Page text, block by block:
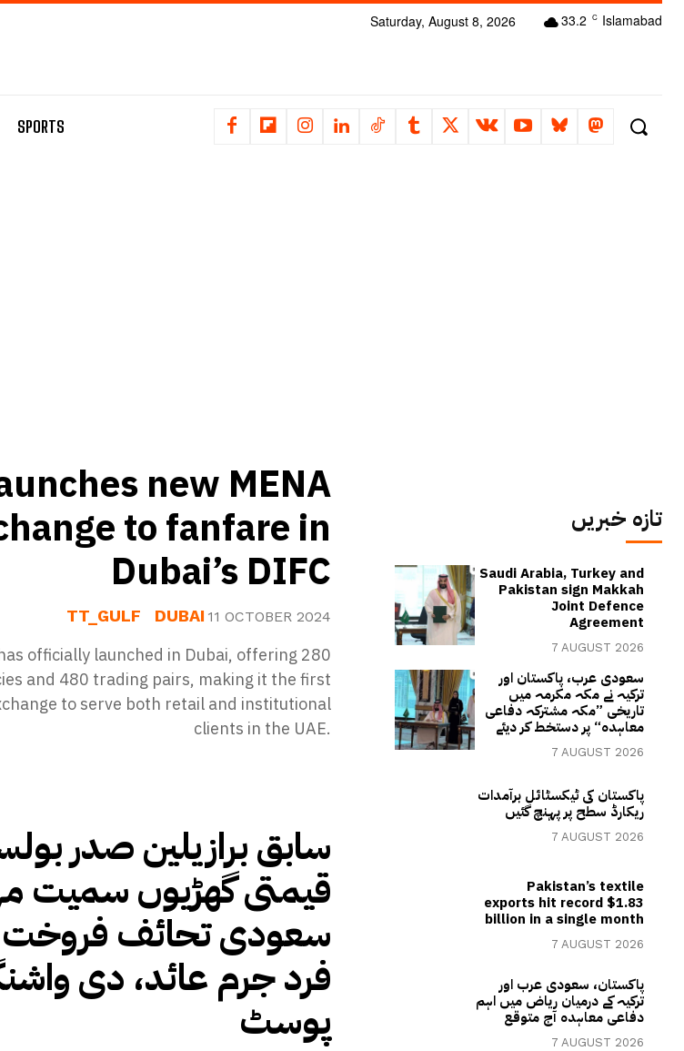
33.2 C Islamabad
Saturday, August 8, 2026
SPORTS
new MENA
to fanfare in
Dubai’s DIFC
TT_GULF DUBAI 11 OCTOBER 2024
officially launched in Dubai, offering 280
and 480 trading pairs, making it the first
to serve both retail and institutional
clients in the UAE.
سابق برازیلین صدر
قیمتی گھڑیوں سمیت
سعودی تحائف فروخت
فرد جرم عائد، دی
پوسٹ
تازہ خبریں
Saudi Arabia, Turkey and
Pakistan sign Makkah
Joint Defence
Agreement
7 AUGUST 2026
سعودی عرب، پاکستان اور
ترکیہ نے مکہ مکرمہ میں
تاریخی ”مکہ مشترکہ دفاعی
معاہدہ“ پر دستخط کر دیئے
7 AUGUST 2026
پاکستان کی ٹیکسٹائل برآمدات
ریکارڈ سطح پر پہنچ گئیں
7 AUGUST 2026
Pakistan’s textile
exports hit record $1.83
billion in a single month
7 AUGUST 2026
پاکستان، سعودی عرب اور
ترکیہ کے درمیان ریاض میں اہم
دفاعی معاہدہ آج متوقع
7 AUGUST 2026